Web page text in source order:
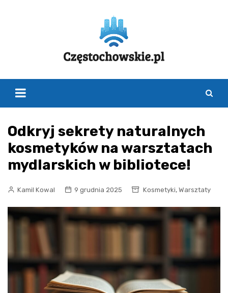
Odkryj sekrety naturalnych
kosmetyków na warsztatach
mydlarskich w bibliotece!
Kamil Kowal 9 grudnia 2025 Kosmetyki, Warsztaty